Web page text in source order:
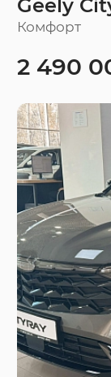
Geely
Комфорт
2 490